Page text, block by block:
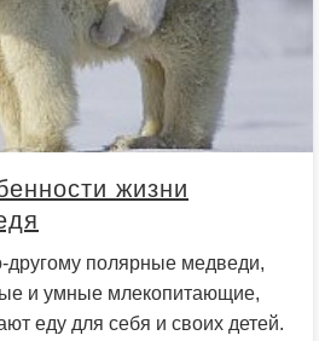
жизни
полярные медведи,
и умные млекопитающие,
еду для себя и своих детей.